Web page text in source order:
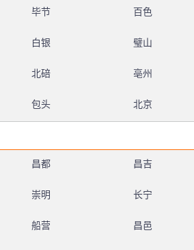
毕节 百色
白银 璧山
北碚 亳州
包头 北京
昌都 昌吉
崇明 长宁
船营 昌邑